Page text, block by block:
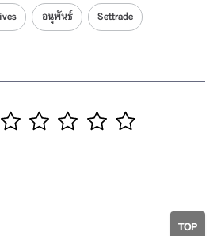
อนุพันธ์
Settrade
TOP